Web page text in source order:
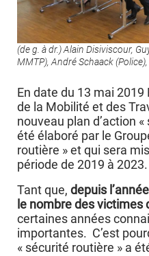
(de g. à dr.) Alain Disiviscour,
MMTP), André Schaack
En date du 13 mai
de la Mobilité et des
nouveau plan d’action
été élaboré par le
routière » et qui sera
période de 2019 à 2023.
Tant que, depuis
le nombre des victimes
certaines années
importantes. C’est
« sécurité routière » a